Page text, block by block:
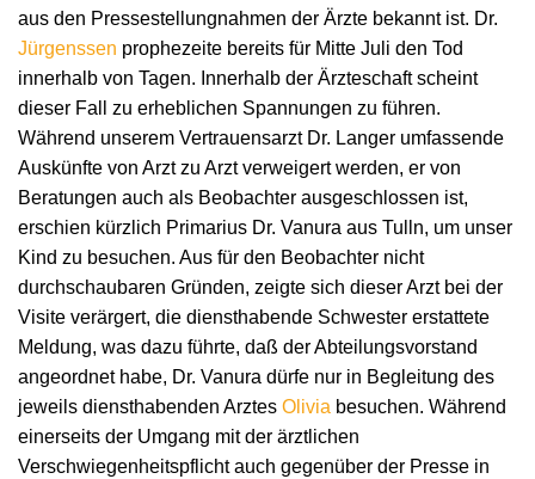
aus den Pressestellungnahmen der Ärzte bekannt ist. Dr.
Jürgenssen prophezeite bereits für Mitte Juli den Tod
innerhalb von Tagen. Innerhalb der Ärzteschaft scheint
dieser Fall zu erheblichen Spannungen zu führen.
Während unserem Vertrauensarzt Dr. Langer umfassende
Auskünfte von Arzt zu Arzt verweigert werden, er von
Beratungen auch als Beobachter ausgeschlossen ist,
erschien kürzlich Primarius Dr. Vanura aus Tulln, um unser
Kind zu besuchen. Aus für den Beobachter nicht
durchschaubaren Gründen, zeigte sich dieser Arzt bei der
Visite verärgert, die diensthabende Schwester erstattete
Meldung, was dazu führte, daß der Abteilungsvorstand
angeordnet habe, Dr. Vanura dürfe nur in Begleitung des
jeweils diensthabenden Arztes Olivia besuchen. Während
einerseits der Umgang mit der ärztlichen
Verschwiegenheitspflicht auch gegenüber der Presse in